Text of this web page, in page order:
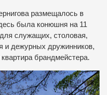
размещалось в
была конюшня на 11
служащих, столовая,
и дежурных дружинников,
брандмейстера.